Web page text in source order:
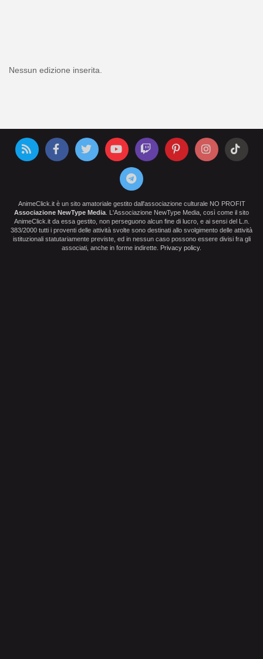
Nessun edizione inserita.
AnimeClick.it è un sito amatoriale gestito dall'associazione culturale NO PROFIT
Associazione NewType Media . L'Associazione NewType Media, così come il sito
AnimeClick.it da essa gestito, non perseguono alcun fine di lucro, e ai sensi del L.n.
383/2000 tutti i proventi delle attività svolte sono destinati allo svolgimento delle attività
istituzionali statutariamente previste, ed in nessun caso possono essere divisi fra gli
associati, anche in forme indirette. Privacy policy.